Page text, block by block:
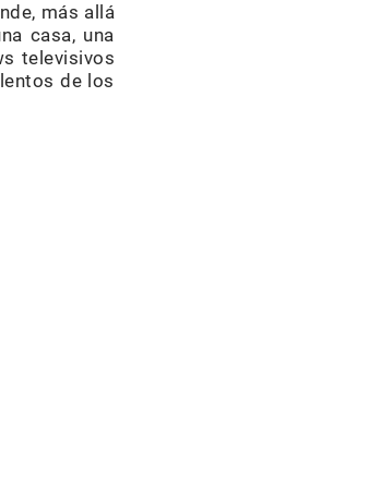
más allá
casa, una
televisivos
de los